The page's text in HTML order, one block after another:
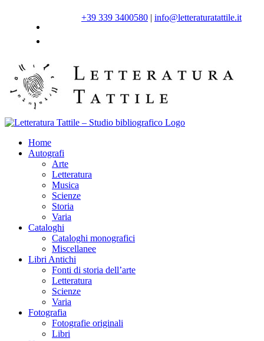
contenuto
+39 339 3400580 | info@letteraturatattile.it
Home
Autografi
Arte
Letteratura
Musica
Scienze
Storia
Varia
Cataloghi
Cataloghi monografici
Miscellanee
Libri Antichi
Fonti di storia dell’arte
Letteratura
Scienze
Varia
Fotografia
Fotografie originali
Libri